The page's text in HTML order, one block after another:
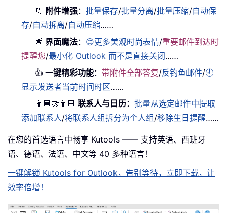
📁 附件增强：批量保存/批量分离/批量压缩/自动保
存/自动拆离/自动压缩……
🌟 界面魔法： 😊更多美观时尚表情/重要邮件到达时
提醒您/最小化 Outlook 而不是直接关闭……
👍 一键精彩功能：带附件全部答复/反钓鱼邮件/🕘
显示发送者当前时间时区……
👩🏼‍🤝‍👩🏻 联系人与日历：批量从选定邮件中提取
添加联系人/将联系人组拆分为个人组 /移除生日提醒……
在您的首选语言中畅享 Kutools —— 支持英语、西班牙
语、德语、法语、中文等 40 多种语言！
一键解锁 Kutools for Outlook，告别等待，立即下载，让
效率倍增！